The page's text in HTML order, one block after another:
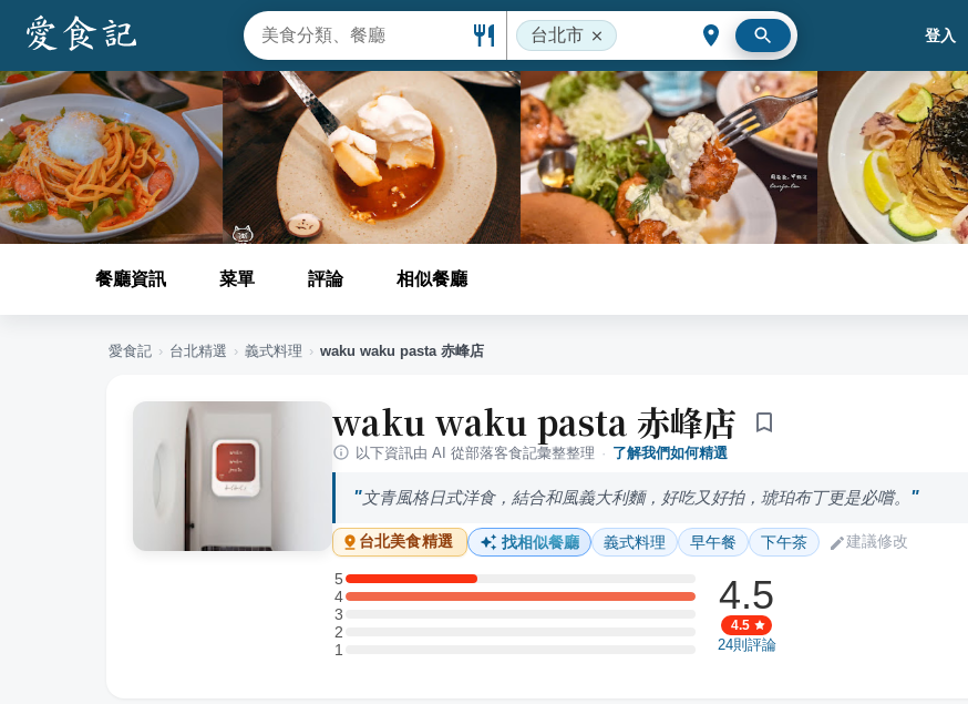
台北市 登入
餐廳資訊 菜單 評論 相似餐廳
愛食記 › 台北精選 › 義式料理 › waku waku pasta 赤峰店
waku waku pasta 赤峰店
以下資訊由 AI 從部落客食記彙整整理 · 了解我們如何精選
文青風格日式洋食，結合和風義大利麵，好吃又好拍，琥珀布丁更是必嚐。
台北美食精選 找相似餐廳 義式料理 早午餐 下午茶 建議修改
5
5 星：3 則評論
4
4 星：8 則評論
3
3 星：0 則評論
2
2 星：0 則評論
11 星：0 則評論
4.5
4.5
24則評論